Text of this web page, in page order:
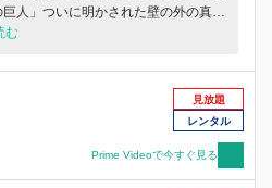
人」ついに明かされた壁の外の真実
体。ここに至るまで、人類はあまり
み続けなければならない。壁の外に
由の象徴を、まだその目で見ていな
。――やがて時は流れ、一度目の「超
襲来から6年。調査兵団はウォール・
の壁外調査を敢行する。「壁の向こう
て、海の向こうには自由がある。ず
む
見放題
レンタル
Prime Videoで今すぐ見る